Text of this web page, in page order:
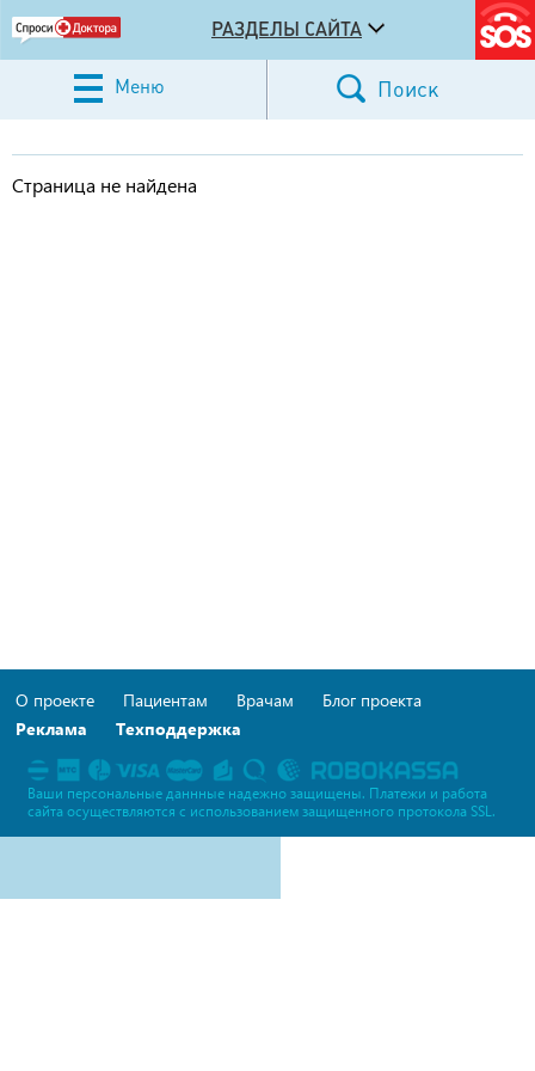
РАЗДЕЛЫ САЙТА
Меню Поиск
Страница не найдена
О проекте Пациентам Врачам
Блог проекта
Реклама
Техподдержка
Ваши персональные даннные надежно защищены. Платежи и работа
сайта осуществляются c использованием защищенного протокола SSL.